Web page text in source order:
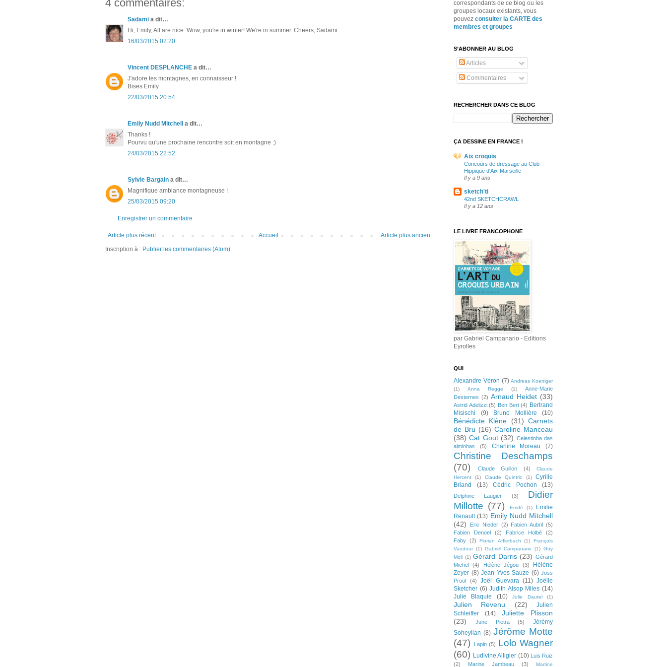
4 commentaires:
Sadami a dit…
Hi, Emily, All are nice. Wow, you're in winter! We're in summer. Cheers, Sadami
16/03/2015 02:20
Vincent DESPLANCHE a dit…
J'adore tes montagnes, en connaisseur !
Bises Emily
22/03/2015 20:54
Emily Nudd Mitchell a dit…
Thanks !
Pourvu qu'une prochaine rencontre soit en montagne :)
24/03/2015 22:52
Sylvie Bargain a dit…
Magnifique ambiance montagneuse !
25/03/2015 09:20
Enregistrer un commentaire
Article plus récent Article plus ancien
Accueil
Inscription à : Publier les commentaires (Atom)
correspondants de ce blog ou les
groupes locaux existants, vous
pouvez consulter la CARTE des
membres et groupes
S’ABONNER AU BLOG
Articles
Commentaires
RECHERCHER DANS CE BLOG
ÇA DESSINE EN FRANCE !
Aix croquis
Concours de dressage au Club
Hippique d'Aix-Marseille
Il y a 9 ans
sketch'ti
42nd SKETCHCRAWL
Il y a 12 ans
LE LIVRE FRANCOPHONE
par Gabriel Campanario - Editions
Eyrolles
QUI
Alexandre Véron (7) Andreas Koeniger
(1)
Anna Regge (1)
Anne-Marie
Desternes (2) Arnaud Heidet (33)
Astrid Adelizzi (5) Ben Bert (4) Bertrand
Misischi
(9) Bruno Mollière (10)
Bénédicte Klène (31) Carnets
de Bru (16) Caroline Manceau
(38) Cat Gout (32) Celestinha das
alminhas
(5) Charline Moreau (7)
Christine Deschamps
(70)
Claude Guillon (4)
Claude
Hercent
(1) Claude Quintric (1)
Cyrille
Briand
(13) Cédric Pochon (13)
Delphine Laugier (3)
Didier
Millotte (77) Emdé (1)
Emilie
Renault (13) Emily Nudd Mitchell
(42)
Eric Nieder (2) Fabien Aubril (5)
Fabien Denoel
(2) Fabrice Holbé
(2)
Faby (2) Florian Afflerbach (1)
François
Vaudour (1) Gabriel Campanario (1) Guy
Moll (1) Gérard Darris (23) Gérard
Michel
(4) Hélène Jégou (3)
Hélène
Zeyer (8) Jean Yves Sauze (6) Joss
Proof
(4) Joël Guevara (11) Joëlle
Sketcher (6) Judith Alsop Miles (14)
Julie Blaquie
(10) Julie Dautel (1)
Julien Revenu (22)
Julien
Schleiffer
(14)
Juliette Plisson
(23)
June Pietra (5)
Jérémy
Soheylian (8) Jérôme Motte
(47)
Lapin (5) Lolo Wagner
(60) Ludivine Alligier (10) Luis Ruiz
(2)
Marine Jambeau (3) Martine